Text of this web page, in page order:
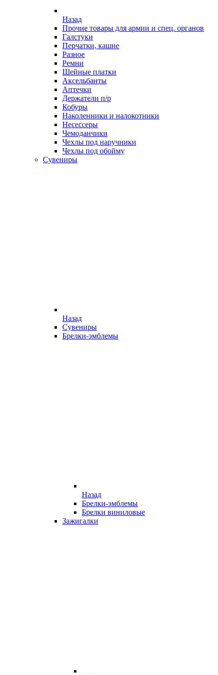
Назад
Прочие товары для армии и спец. органов
Галстуки
Перчатки, кашне
Разное
Ремни
Шейные платки
Аксельбанты
Аптечки
Держатели п/р
Кобуры
Наколенники и налокотники
Несессеры
Чемоданчики
Чехлы под наручники
Чехлы под обойму
Сувениры
Назад
Сувениры
Брелки-эмблемы
Назад
Брелки-эмблемы
Брелки виниловые
Зажигалки